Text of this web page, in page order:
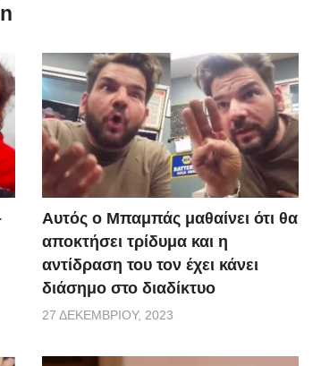
Αυτός ο Μπαμπάς μαθαίνει ότι θα
αποκτήσει τρίδυμα και η
αντίδραση του τον έχει κάνει
διάσημο στο διαδίκτυο
27 ΔΕΚΕΜΒΡΊΟΥ, 2023